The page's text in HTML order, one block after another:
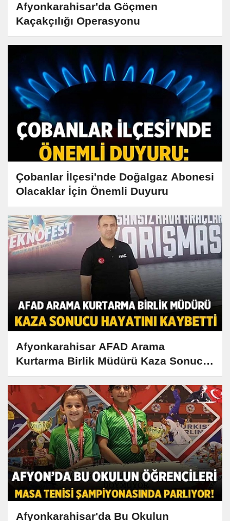
Afyonkarahisar'da Göçmen
Kaçakçılığı Operasyonu
Çobanlar İlçesi'nde Doğalgaz Abonesi
Olacaklar İçin Önemli Duyuru
Afyonkarahisar AFAD Arama
Kurtarma Birlik Müdürü Kaza Sonucu
Hayatını Kaybetti
Afyonkarahisar'da Bu Okulun